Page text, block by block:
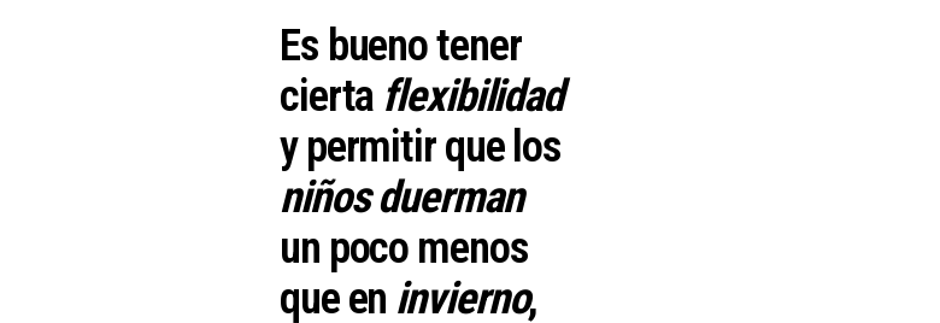
Es bueno tener
cierta flexibilidad
y permitir que los
niñosduerman
un poco menos
que en invierno,